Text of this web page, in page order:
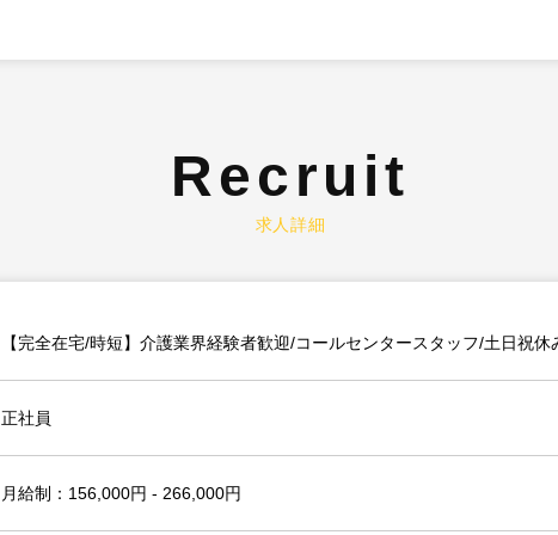
Recruit
求人詳細
【完全在宅/時短】介護業界経験者歓迎/コールセンタースタッフ/土日祝休
正社員
月給制：156,000円 - 266,000円